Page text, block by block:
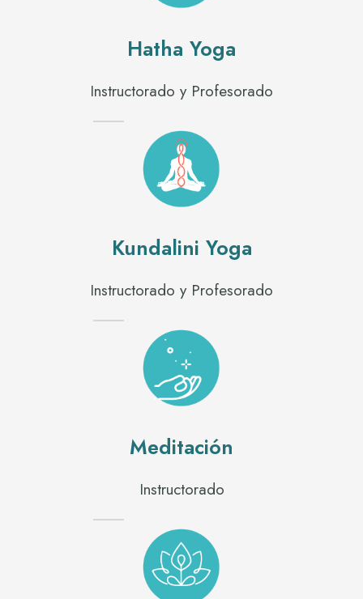
Hatha Yoga
Instructorado y Profesorado
Kundalini Yoga
Instructorado y Profesorado
Meditación
Instructorado